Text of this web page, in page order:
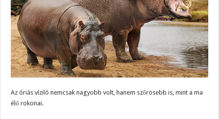
Az óriás víziló nemcsak nagyobb volt, hanem szőrösebb is, mint a ma
élő rokonai.